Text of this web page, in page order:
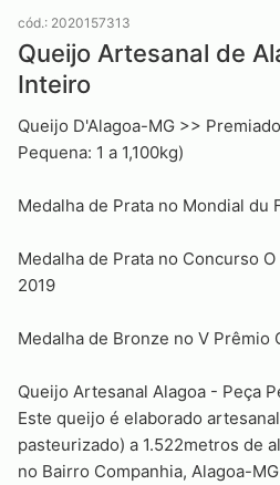
cód.: 2020157313
Queijo Artesanal de
Inteiro
Queijo D'Alagoa-MG >>
Pequena: 1 a 1,100kg)
Medalha de Prata no Mondial du
Medalha de Prata no Concurso
2019
Medalha de Bronze no V Prêmio
Queijo Artesanal Alagoa - Peça
Este queijo é elaborado
pasteurizado) a 1.522metros de
no Bairro Companhia, Alagoa-